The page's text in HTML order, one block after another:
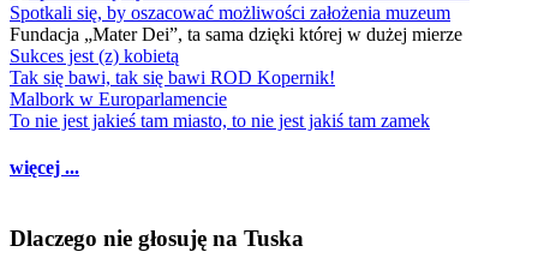
Spotkali się, by oszacować możliwości założenia muzeum
Fundacja „Mater Dei”, ta sama dzięki której w dużej mierze
Sukces jest (z) kobietą
Tak się bawi, tak się bawi ROD Kopernik!
Malbork w Europarlamencie
To nie jest jakieś tam miasto, to nie jest jakiś tam zamek
więcej ...
Dlaczego nie głosuję na Tuska